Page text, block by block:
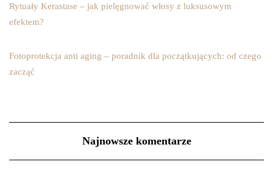
Rytuały Kerastase – jak pielęgnować włosy z luksusowym
efektem?
Fotoprotekcja anti aging – poradnik dla początkujących: od czego
zacząć
Najnowsze komentarze